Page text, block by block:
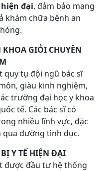
đại, đảm bảo mang
khám chữa bệnh an
GIỎI CHUYÊN
quy tụ đội ngũ bác sĩ
giàu kinh nghiệm,
trường đại học y khoa
tế. Các bác sĩ có
nhiều lĩnh vực, đặc
qua đường tình dục.
Y TẾ HIỆN ĐẠI
được đầu tư hệ thống